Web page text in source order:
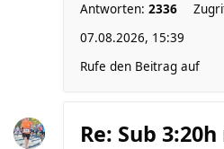
Antworten: 2336
07.08.2026, 15:39
Rufe den Beitrag auf
Re: Sub